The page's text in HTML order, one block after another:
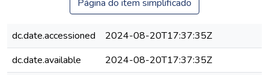
Página do item simplificado
dc.date.accessioned
2024-08-20T17:37:35Z
dc.date.available
2024-08-20T17:37:35Z